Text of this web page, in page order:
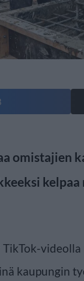
omistajien
kelpaa
videolla
kaupungin